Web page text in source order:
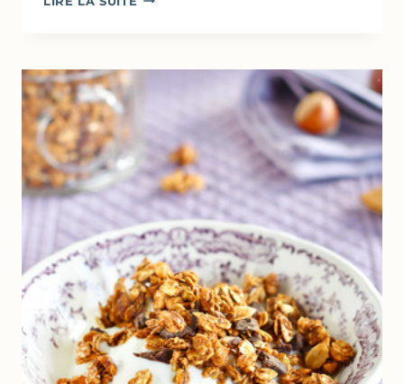
NOISETTES
COMPLET
ÉPICES
(CUISSON
FOUR)